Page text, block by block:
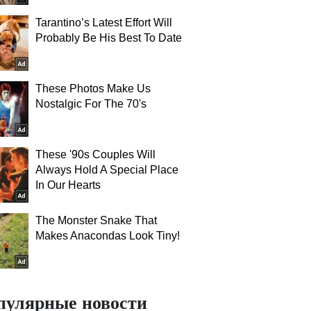
Tarantino’s Latest Effort Will
Probably Be His Best To Date
These Photos Make Us
Nostalgic For The 70's
These '90s Couples Will
Always Hold A Special Place
In Our Hearts
The Monster Snake That
Makes Anacondas Look Tiny!
новости